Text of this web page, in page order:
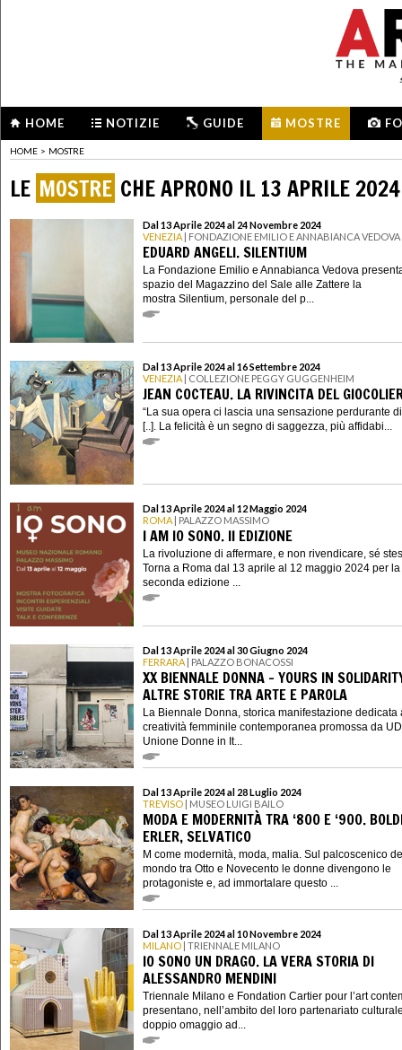
HOME NOTIZIE GUIDE MOSTRE
HOME > MOSTRE
LE MOSTRE CHE APRONO IL 13 APRILE 2024
Dal 13 Aprile 2024 al 24 Novembre 2024
VENEZIA | FONDAZIONE EMILIO E ANNABIANCA VEDOVA
EDUARD ANGELI. SILENTIUM
La Fondazione Emilio e Annabianca Vedova
spazio del Magazzino del Sale alle Zattere la
mostra Silentium, personale del p...
Dal 13 Aprile 2024 al 16 Settembre 2024
VENEZIA | COLLEZIONE PEGGY GUGGENHEIM
JEAN COCTEAU. LA RIVINCITA DEL
“La sua opera ci lascia una sensazione perdurante
[..]. La felicità è un segno di saggezza, più affidabi...
Dal 13 Aprile 2024 al 12 Maggio 2024
ROMA | PALAZZO MASSIMO
I AM IO SONO. II EDIZIONE
La rivoluzione di affermare, e non rivendicare, sé
Torna a Roma dal 13 aprile al 12 maggio 2024 per la
seconda edizione ...
Dal 13 Aprile 2024 al 30 Giugno 2024
FERRARA | PALAZZO BONACOSSI
XX BIENNALE DONNA - YOURS IN
ALTRE STORIE TRA ARTE E PAROLA
La Biennale Donna, storica manifestazione dedicata
creatività femminile contemporanea promossa da
Unione Donne in It...
Dal 13 Aprile 2024 al 28 Luglio 2024
TREVISO | MUSEO LUIGI BAILO
MODA E MODERNITÀ TRA ‘800 E ‘900.
ERLER, SELVATICO
M come modernità, moda, malia. Sul palcoscenico
mondo tra Otto e Novecento le donne divengono le
protagoniste e, ad immortalare questo ...
Dal 13 Aprile 2024 al 10 Novembre 2024
MILANO | TRIENNALE MILANO
IO SONO UN DRAGO. LA VERA STORIA DI
ALESSANDRO MENDINI
Triennale Milano e Fondation Cartier pour l’art
presentano, nell’ambito del loro partenariato
doppio omaggio ad...